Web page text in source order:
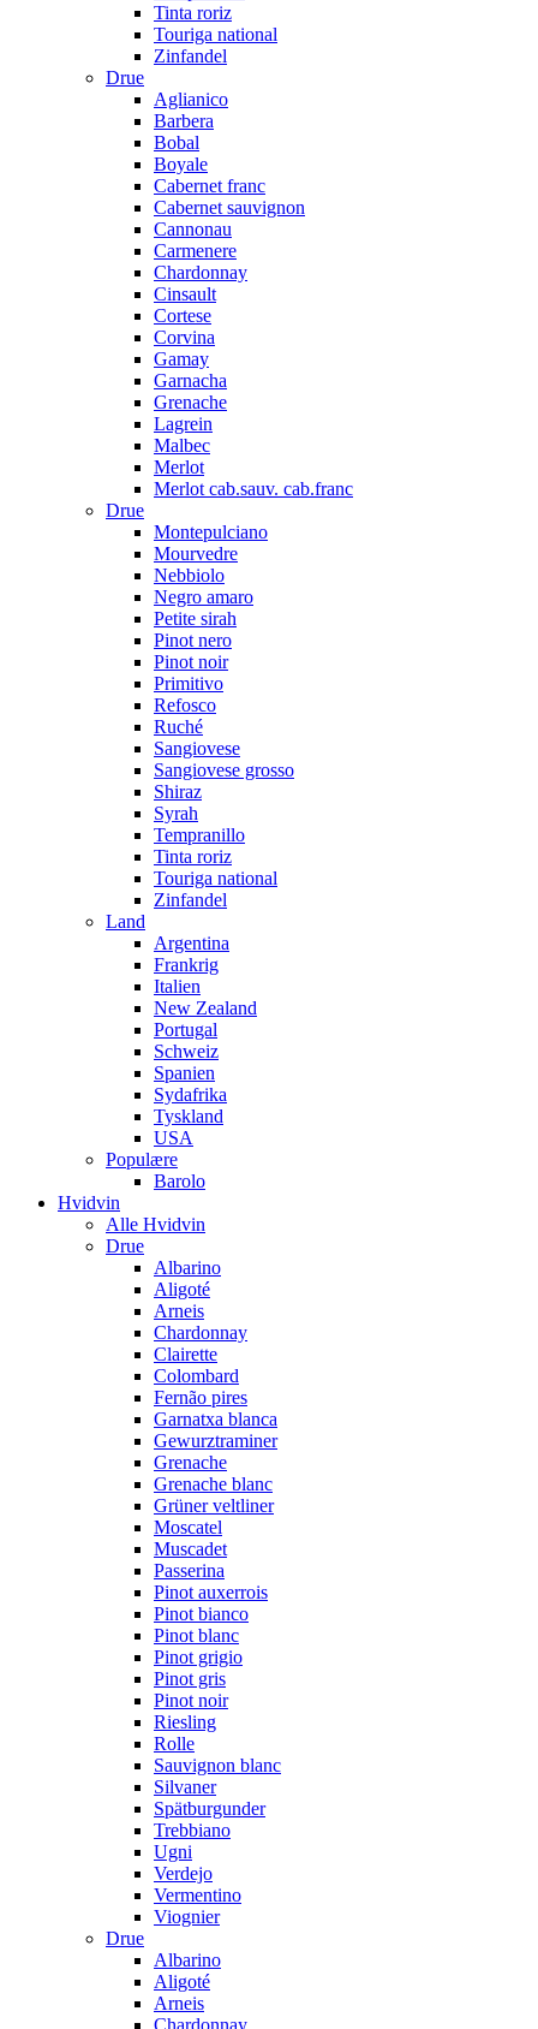
Tinta roriz
Touriga national
Zinfandel
Drue
Aglianico
Barbera
Bobal
Boyale
Cabernet franc
Cabernet sauvignon
Cannonau
Carmenere
Chardonnay
Cinsault
Cortese
Corvina
Gamay
Garnacha
Grenache
Lagrein
Malbec
Merlot
Merlot cab.sauv. cab.franc
Drue
Montepulciano
Mourvedre
Nebbiolo
Negro amaro
Petite sirah
Pinot nero
Pinot noir
Primitivo
Refosco
Ruché
Sangiovese
Sangiovese grosso
Shiraz
Syrah
Tempranillo
Tinta roriz
Touriga national
Zinfandel
Land
Argentina
Frankrig
Italien
New Zealand
Portugal
Schweiz
Spanien
Sydafrika
Tyskland
USA
Populære
Barolo
Hvidvin
Alle Hvidvin
Drue
Albarino
Aligoté
Arneis
Chardonnay
Clairette
Colombard
Fernão pires
Garnatxa blanca
Gewurztraminer
Grenache
Grenache blanc
Grüner veltliner
Moscatel
Muscadet
Passerina
Pinot auxerrois
Pinot bianco
Pinot blanc
Pinot grigio
Pinot gris
Pinot noir
Riesling
Rolle
Sauvignon blanc
Silvaner
Spätburgunder
Trebbiano
Ugni
Verdejo
Vermentino
Viognier
Drue
Albarino
Aligoté
Arneis
Chardonnay